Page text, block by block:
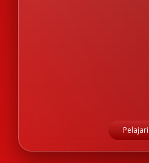
Pelajari